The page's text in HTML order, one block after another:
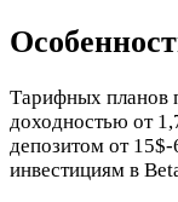
Тарифных планов
доходностью от
депозитом от
инвестициям в